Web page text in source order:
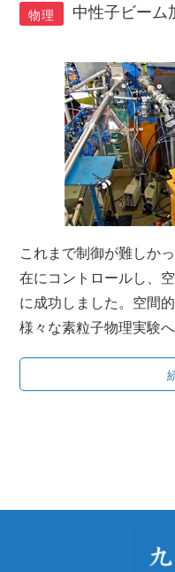
物理 中性子ビーム
これまで制御が難しか
在にコントロールし、
に成功しました。空間
様々な素粒子物理実験